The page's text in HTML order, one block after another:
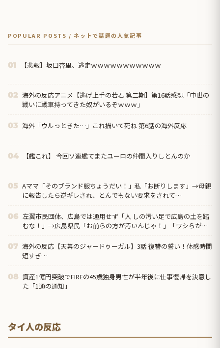
POPULAR POSTS / ネットで話題の人気記事
01 【悲報】坂口杏里、逃走ｗｗｗｗｗｗｗｗｗｗｗ
02 海外の反応アニメ【逃げ上手の若君 第二期】第16話感想「中世の
戦いに戦車持ってきた奴がいるぞｗｗｗ」
03 海外「ウルっときた…」これ描いて死ね 第6話の海外反応
04 【艦これ】 今回ソ連艦てまたユーロの仲間入りしとんのか
05 Aママ「そのブランド服ちょうだい！」私「お断りします」→母親
に報告したら逆ギレされ、とんでもない要求をされて…
06 左翼市民団体、広島では通用せず「人 しの汚い足で広島の土を踏
むな！」→広島県民「お前らの方が汚いんじゃ！」「ワシらが広
07 海外の反応【天幕のジャードゥーガル】3話 復讐の誓い！体感時間
短すぎ…
08 資産1億円突破でFIREの45歳独身男性が半年後に仕事復帰を決意し
た「1通の通知」
タイ人の反応